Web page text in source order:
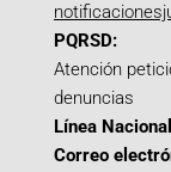
PQRSD:
Atención
denuncias
Línea
Correo